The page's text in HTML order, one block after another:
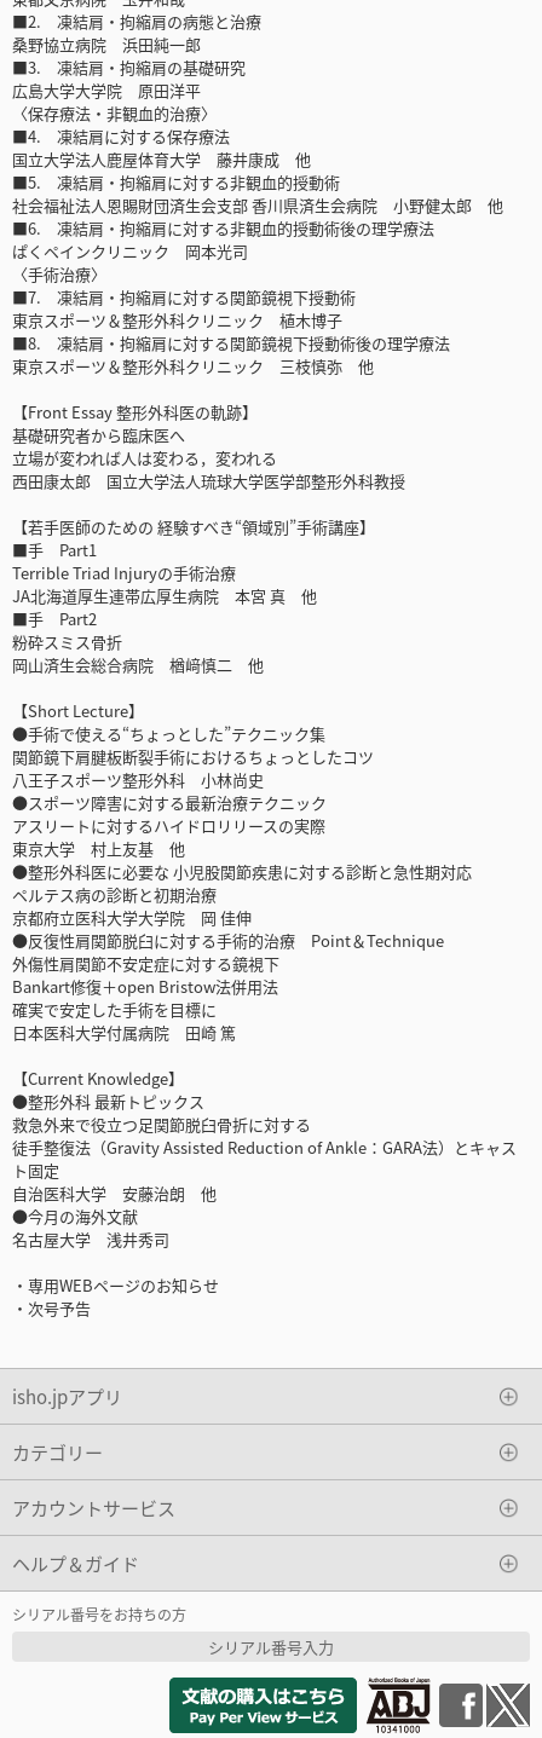
■2. 凍結肩・拘縮肩の病態と治療
桑野協立病院 浜田純一郎
■3. 凍結肩・拘縮肩の基礎研究
広島大学大学院 原田洋平
〈保存療法・非観血的治療〉
■4. 凍結肩に対する保存療法
国立大学法人鹿屋体育大学 藤井康成 他
■5. 凍結肩・拘縮肩に対する非観血的授動術
社会福祉法人恩賜財団済生会支部 香川県済生会病院 小野健太郎 他
■6. 凍結肩・拘縮肩に対する非観血的授動術後の理学療法
ぱくペインクリニック 岡本光司
〈手術治療〉
■7. 凍結肩・拘縮肩に対する関節鏡視下授動術
東京スポーツ＆整形外科クリニック 植木博子
■8. 凍結肩・拘縮肩に対する関節鏡視下授動術後の理学療法
東京スポーツ＆整形外科クリニック 三枝慎弥 他
【Front Essay 整形外科医の軌跡】
基礎研究者から臨床医へ
立場が変われば人は変わる，変われる
西田康太郎 国立大学法人琉球大学医学部整形外科教授
【若手医師のための 経験すべき“領域別”手術講座】
■手 Part1
Terrible Triad Injuryの手術治療
JA北海道厚生連帯広厚生病院 本宮 真 他
■手 Part2
粉砕スミス骨折
岡山済生会総合病院 楢﨑慎二 他
【Short Lecture】
●手術で使える“ちょっとした”テクニック集
関節鏡下肩腱板断裂手術におけるちょっとしたコツ
八王子スポーツ整形外科 小林尚史
●スポーツ障害に対する最新治療テクニック
アスリートに対するハイドロリリースの実際
東京大学 村上友基 他
●整形外科医に必要な 小児股関節疾患に対する診断と急性期対応
ペルテス病の診断と初期治療
京都府立医科大学大学院 岡 佳伸
●反復性肩関節脱臼に対する手術的治療 Point＆Technique
外傷性肩関節不安定症に対する鏡視下
Bankart修復＋open Bristow法併用法
確実で安定した手術を目標に
日本医科大学付属病院 田崎 篤
【Current Knowledge】
●整形外科 最新トピックス
救急外来で役立つ足関節脱臼骨折に対する
徒手整復法（Gravity Assisted Reduction of Ankle：GARA法）とキャス
ト固定
自治医科大学 安藤治朗 他
●今月の海外文献
名古屋大学 浅井秀司
・専用WEBページのお知らせ
・次号予告
isho.jpアプリ
カテゴリー
アカウントサービス
ヘルプ＆ガイド
シリアル番号をお持ちの方
シリアル番号入力